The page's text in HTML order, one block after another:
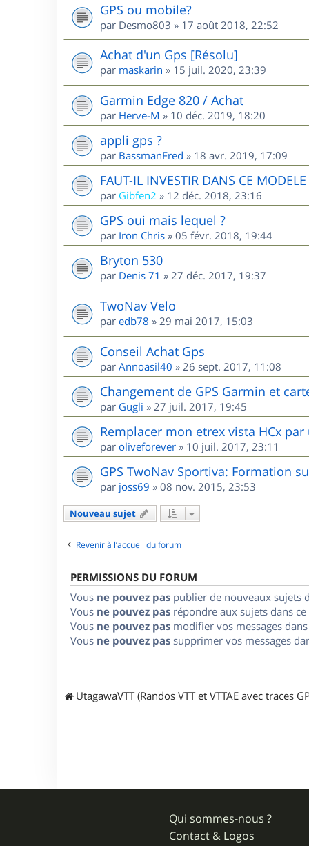
GPS ou mobile?
par Desmo803 » 17 août 2018, 22:52
Achat d'un Gps [Résolu]
par maskarin » 15 juil. 2020, 23:39
Garmin Edge 820 / Achat
par Herve-M » 10 déc. 2019, 18:20
appli gps ?
par BassmanFred » 18 avr. 2019, 17:09
FAUT-IL INVESTIR DANS CE
par Gibfen2 » 12 déc. 2018, 23:16
GPS oui mais lequel ?
par Iron Chris » 05 févr. 2018, 19:44
Bryton 530
par Denis 71 » 27 déc. 2017, 19:37
TwoNav Velo
par edb78 » 29 mai 2017, 15:03
Conseil Achat Gps
par Annoasil40 » 26 sept. 2017, 11:08
Changement de GPS Garmin et
par Gugli » 27 juil. 2017, 19:45
Remplacer mon etrex vista HCx
par oliveforever » 10 juil. 2017, 23:11
GPS TwoNav Sportiva: Formation
par joss69 » 08 nov. 2015, 23:53
Nouveau sujet
Revenir à l’accueil du forum
PERMISSIONS DU FORUM
Vous ne pouvez pas publier de nouveaux sujets
Vous ne pouvez pas répondre aux sujets dans
Vous ne pouvez pas modifier vos messages
Vous ne pouvez pas supprimer vos messages
UtagawaVTT (Randos VTT et VTTAE avec traces
Qui sommes-nous ?
Contact & Logos